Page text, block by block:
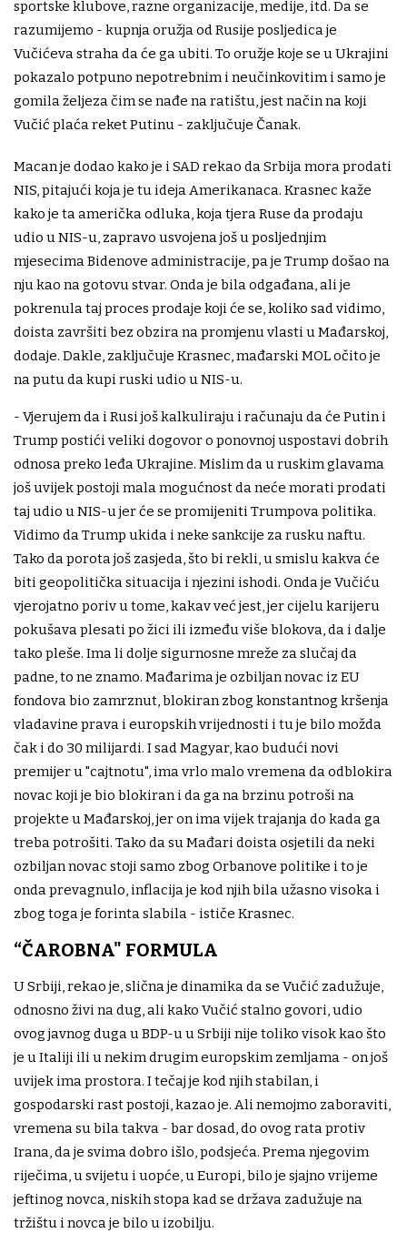
sportske klubove, razne organizacije, medije, itd. Da se
razumijemo - kupnja oružja od Rusije posljedica je
Vučićeva straha da će ga ubiti. To oružje koje se u Ukrajini
pokazalo potpuno nepotrebnim i neučinkovitim i samo je
gomila željeza čim se nađe na ratištu, jest način na koji
Vučić plaća reket Putinu - zaključuje Čanak.
Macan je dodao kako je i SAD rekao da Srbija mora prodati
NIS, pitajući koja je tu ideja Amerikanaca. Krasnec kaže
kako je ta američka odluka, koja tjera Ruse da prodaju
udio u NIS-u, zapravo usvojena još u posljednjim
mjesecima Bidenove administracije, pa je Trump došao na
nju kao na gotovu stvar. Onda je bila odgađana, ali je
pokrenula taj proces prodaje koji će se, koliko sad vidimo,
doista završiti bez obzira na promjenu vlasti u Mađarskoj,
dodaje. Dakle, zaključuje Krasnec, mađarski MOL očito je
na putu da kupi ruski udio u NIS-u.
- Vjerujem da i Rusi još kalkuliraju i računaju da će Putin i
Trump postići veliki dogovor o ponovnoj uspostavi dobrih
odnosa preko leđa Ukrajine. Mislim da u ruskim glavama
još uvijek postoji mala mogućnost da neće morati prodati
taj udio u NIS-u jer će se promijeniti Trumpova politika.
Vidimo da Trump ukida i neke sankcije za rusku naftu.
Tako da porota još zasjeda, što bi rekli, u smislu kakva će
biti geopolitička situacija i njezini ishodi. Onda je Vučiću
vjerojatno poriv u tome, kakav već jest, jer cijelu karijeru
pokušava plesati po žici ili između više blokova, da i dalje
tako pleše. Ima li dolje sigurnosne mreže za slučaj da
padne, to ne znamo. Mađarima je ozbiljan novac iz EU
fondova bio zamrznut, blokiran zbog konstantnog kršenja
vladavine prava i europskih vrijednosti i tu je bilo možda
čak i do 30 milijardi. I sad Magyar, kao budući novi
premijer u "cajtnotu", ima vrlo malo vremena da odblokira
novac koji je bio blokiran i da ga na brzinu potroši na
projekte u Mađarskoj, jer on ima vijek trajanja do kada ga
treba potrošiti. Tako da su Mađari doista osjetili da neki
ozbiljan novac stoji samo zbog Orbanove politike i to je
onda prevagnulo, inflacija je kod njih bila užasno visoka i
zbog toga je forinta slabila - ističe Krasnec.
“ČAROBNA" FORMULA
U Srbiji, rekao je, slična je dinamika da se Vučić zadužuje,
odnosno živi na dug, ali kako Vučić stalno govori, udio
ovog javnog duga u BDP-u u Srbiji nije toliko visok kao što
je u Italiji ili u nekim drugim europskim zemljama - on još
uvijek ima prostora. I tečaj je kod njih stabilan, i
gospodarski rast postoji, kazao je. Ali nemojmo zaboraviti,
vremena su bila takva - bar dosad, do ovog rata protiv
Irana, da je svima dobro išlo, podsjeća. Prema njegovim
riječima, u svijetu i uopće, u Europi, bilo je sjajno vrijeme
jeftinog novca, niskih stopa kad se država zadužuje na
tržištu i novca je bilo u izobilju.